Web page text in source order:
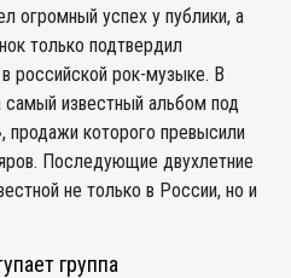
огромный успех у публики, а
только подтвердил
российской рок-музыке. В
самый известный альбом под
продажи которого превысили
Последующие двухлетние
не только в России, но и
группа